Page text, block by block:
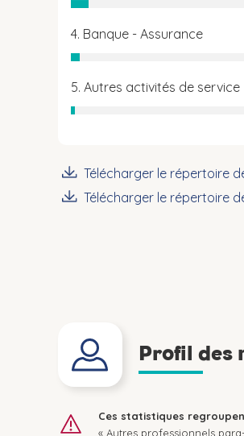
4. Banque - Assurance
5. Autres activités de service
Télécharger le répertoire
Télécharger le répertoire
Profil des
Ces statistiques
« Autres professionnels